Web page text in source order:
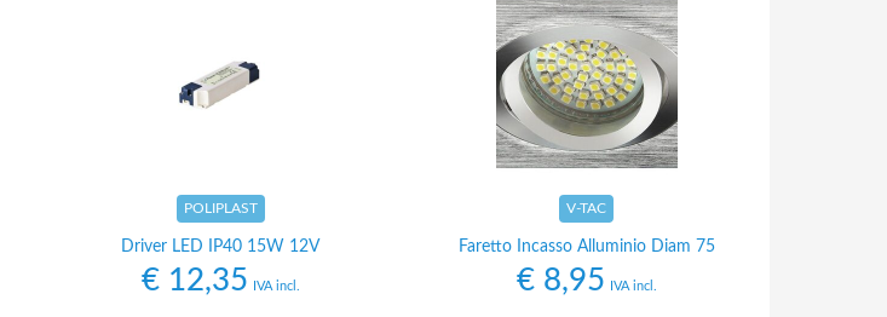
POLIPLAST
Driver LED IP40 15W 12V
€12,35 IVA incl.
V-TAC
Faretto Incasso Alluminio Diam 75
€8,95 IVA incl.